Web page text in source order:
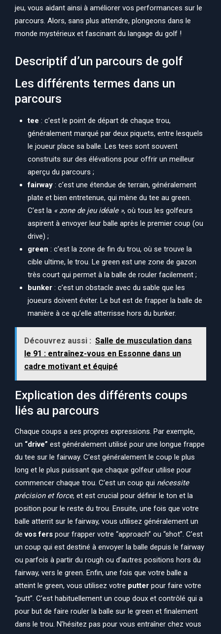
jeu, vous aidant ainsi à améliorer vos performances sur le
parcours. Alors, sans plus attendre, plongeons dans le
monde mystérieux et fascinant du langage du golf !
Descriptif d’un parcours de golf
Les différents termes dans un
parcours
tee : c’est le point de départ de chaque trou,
généralement marqué par deux piquets, entre lesquels
le joueur place sa balle. Les tees sont souvent
construits sur des élévations pour offrir un meilleur
aperçu du parcours ;
fairway : c’est une étendue de terrain, généralement
plate et bien entretenue, qui mène du tee au green.
C’est la « zone de jeu idéale », où tous les golfeurs
aspirent à envoyer leur balle après le premier coup (ou
drive) ;
green : c’est la zone de fin du trou, où se trouve la
cible ultime, le trou. Le green est une zone de gazon
très court qui permet à la balle de rouler facilement ;
bunker : c’est un obstacle avec du sable que les
joueurs doivent éviter. Le but est de frapper la balle de
manière à ce qu’elle atterrisse hors du bunker.
Découvrez aussi : Salle de musculation dans
le 91 : entraînez-vous en Essonne dans un
cadre motivant et équipé
Explication des différents coups
liés au parcours
Chaque coups a ses propres expressions. Par exemple,
un “drive” est généralement utilisé pour une longue frappe
du tee sur le fairway. C’est généralement le coup le plus
long et le plus puissant que chaque golfeur utilise pour
commencer chaque trou. C’est un coup qui nécessite
précision et force, et est crucial pour définir le ton et la
position pour le reste du trou. Ensuite, une fois que votre
balle atterrit sur le fairway, vous utilisez généralement un
devos fers pour frapper votre “approach” ou “shot”. C’est
un coup qui est destiné à envoyer la balle depuis le fairway
ou parfois à partir du rough ou d’autres positions hors du
fairway, vers le green. Enfin, une fois que votre balle a
atteint le green, vous utilisez votre putter pour faire votre
“putt”. C’est habituellement un coup doux et contrôlé qui a
pour but de faire rouler la balle sur le green et finalement
dans le trou. N’hésitez pas pour vous entraîner chez vous